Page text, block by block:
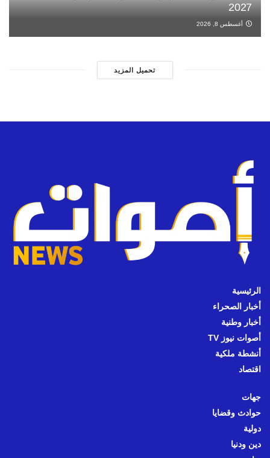
2027
أغسطس 8, 2026
تحميل المزيد
الرئيسية
أخبار الصحراء
أخبار وطنية
أصوات نيوز TV
أنشطة ملكية
اقتصاد
جهات
حوادث وقضايا
دولية
دين ودنيا